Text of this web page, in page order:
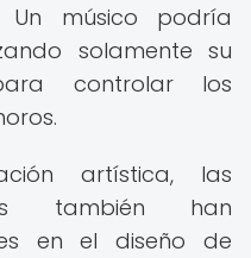
músico podría
solamente su
controlar los
artística, las
también han
en el diseño de